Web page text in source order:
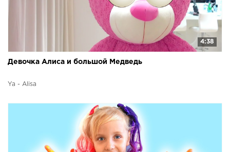
4:38
Девочка Алиса и большой Медведь
Ya - Alisa